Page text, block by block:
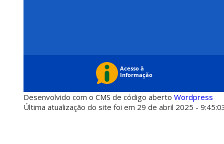
Desenvolvido com o CMS de código aberto Wordpress
Última atualização do site foi em 29 de abril 2025 -